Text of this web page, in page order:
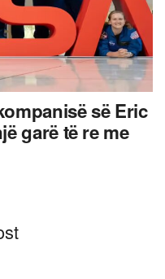
së Eric
garë të re me